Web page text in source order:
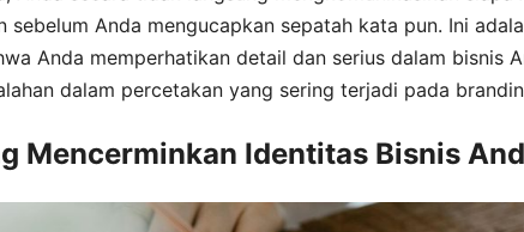
sebelum Anda mengucapkan sepatah kata pun. Ini
Anda memperhatikan detail dan serius dalam bisnis
dalam percetakan yang sering terjadi pada
Mencerminkan Identitas Bisnis